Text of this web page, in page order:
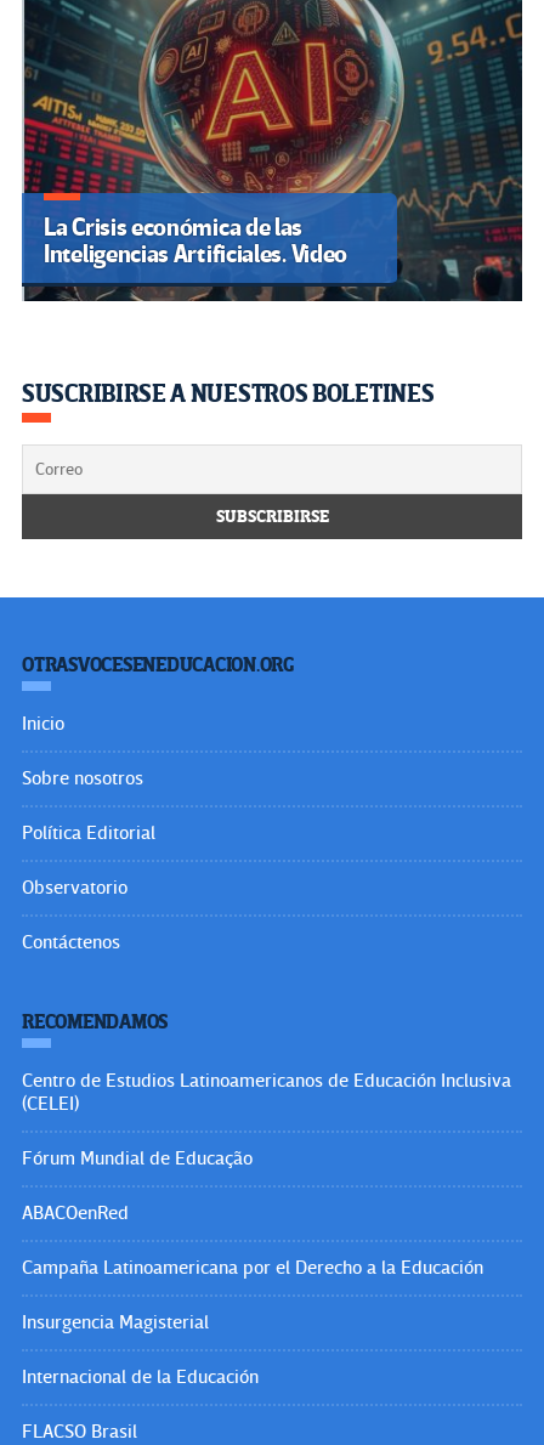
La Crisis económica de las
Inteligencias Artificiales. Video
SUSCRIBIRSE A NUESTROS BOLETINES
OTRASVOCESENEDUCACION.ORG
Inicio
Sobre nosotros
Política Editorial
Observatorio
Contáctenos
RECOMENDAMOS
Centro de Estudios Latinoamericanos de Educación Inclusiva
(CELEI)
Fórum Mundial de Educação
ABACOenRed
Campaña Latinoamericana por el Derecho a la Educación
Insurgencia Magisterial
Internacional de la Educación
FLACSO Brasil